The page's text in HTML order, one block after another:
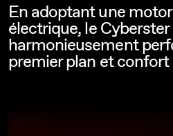
En adoptant une
électrique, le
harmonieusement
premier plan et confort